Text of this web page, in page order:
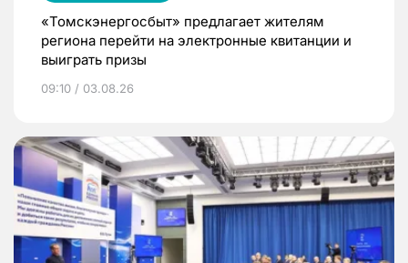
«Томскэнергосбыт» предлагает жителям
региона перейти на электронные квитанции и
выиграть призы
09:10 / 03.08.26